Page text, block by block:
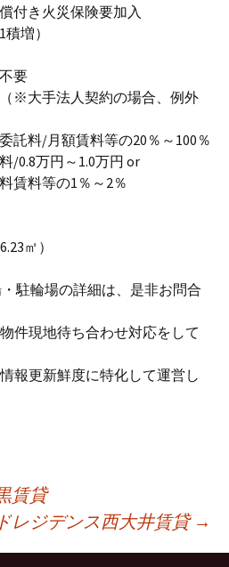
火災保険要加入
増）
要
大手法人契約の場合、例外
料/月額賃料等の20％～100％
万円～1.0万円 or
料等の1％～2％
㎡）
駐輪場の詳細は、是非お問合
件現地待ち合わせ対応をして
報更新鮮度に特化して運営し
賃貸
レジデンス西大井賃貸 →